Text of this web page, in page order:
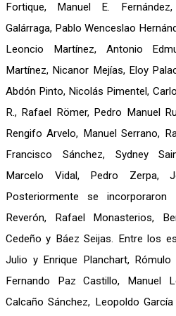
Fortique, Manuel E.
Galárraga, Pablo Wenceslao
Leoncio Martínez, Antonio
Martínez, Nicanor Mejías, Eloy
Abdón Pinto, Nicolás Pimentel,
R., Rafael Römer, Pedro Manuel
Rengifo Arvelo, Manuel Serrano,
Francisco Sánchez, Sydney
Marcelo Vidal, Pedro Zerpa,
Posteriormente se incorporaron
Reverón, Rafael Monasterios,
Cedeño y Báez Seijas. Entre los
Julio y Enrique Planchart, Rómulo
Fernando Paz Castillo, Manuel
Calcaño Sánchez, Leopoldo